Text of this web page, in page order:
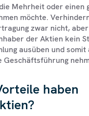
Mehrheit oder einen
möchte.
zwar nicht,
der Aktien kein
ausüben und somit
Geschäftsführung
haben